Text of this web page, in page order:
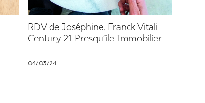
RDV de Joséphine, Franck Vitali
Century 21 Presqu’île Immobilier
04/03/24